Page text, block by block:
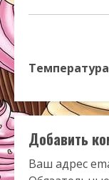
Добавить
Ваш адрес